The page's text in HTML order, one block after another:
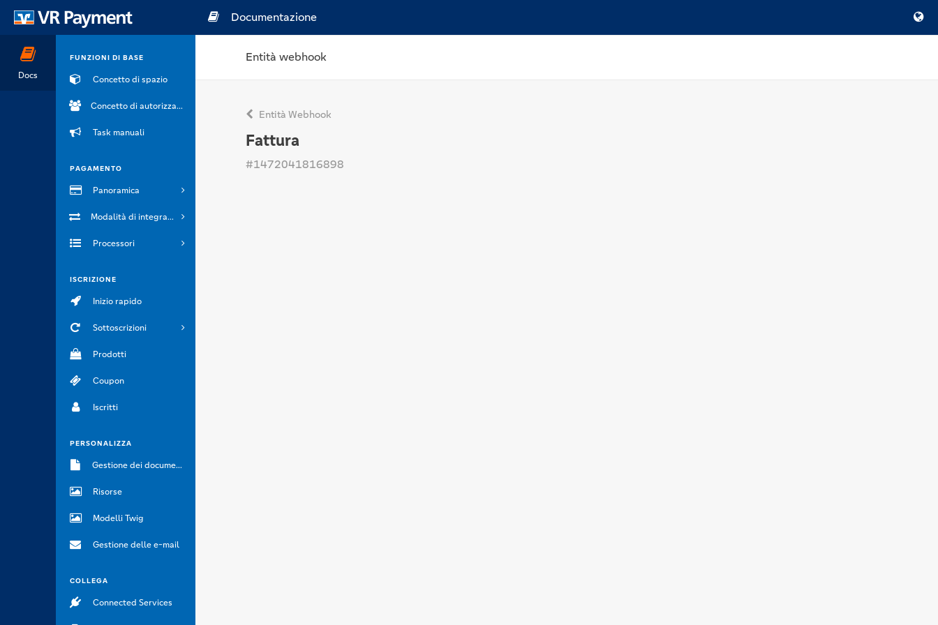
Docs
FUNZIONI DI BASE
Concetto di spazio
Concetto di autorizzazione
Task manuali
PAGAMENTO
Panoramica
Modalità di integrazione
Processori
ISCRIZIONE
Inizio rapido
Sottoscrizioni
Prodotti
Coupon
Iscritti
PERSONALIZZA
Gestione dei documenti
Risorse
Modelli Twig
Gestione delle e-mail
COLLEGA
Connected Services
Documentazione
Entità webhook
Entità Webhook
Fattura
#1472041816898